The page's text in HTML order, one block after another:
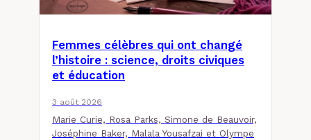
Femmes célèbres qui ont changé
l’histoire : science, droits civiques
et éducation
3 août 2026
Marie Curie, Rosa Parks, Simone de Beauvoir,
Joséphine Baker, Malala Yousafzai et Olympe